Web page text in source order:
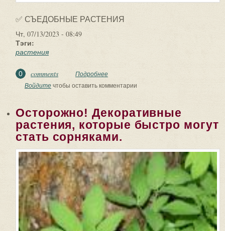
✅ СЪЕДОБНЫЕ РАСТЕНИЯ
Чт, 07/13/2023 - 08:49
Тэги:
растения
0 comments Подробнее
Робинзона: съедобные растения
Войдитечтобы оставить комментарии
Осторожно! Декоративные
растения, которые быстро могут
стать сорняками.